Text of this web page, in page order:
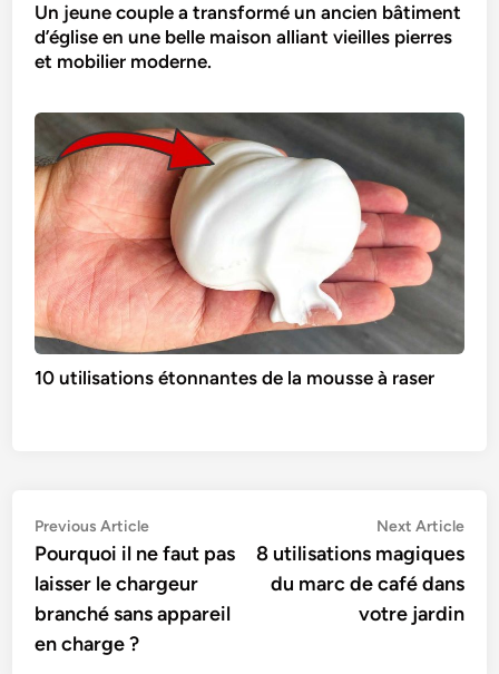
Un jeune couple a transformé un ancien bâtiment
d’église en une belle maison alliant vieilles pierres
et mobilier moderne.
10 utilisations étonnantes de la mousse à raser
Navigation
de
l’article
Previous ArticlePrevious
article:
Pourquoi il ne faut pas
laisser le chargeur
branché sans appareil
en charge ?
Next Article
8 utilisations magiques
du marc de café dans
votre jardin